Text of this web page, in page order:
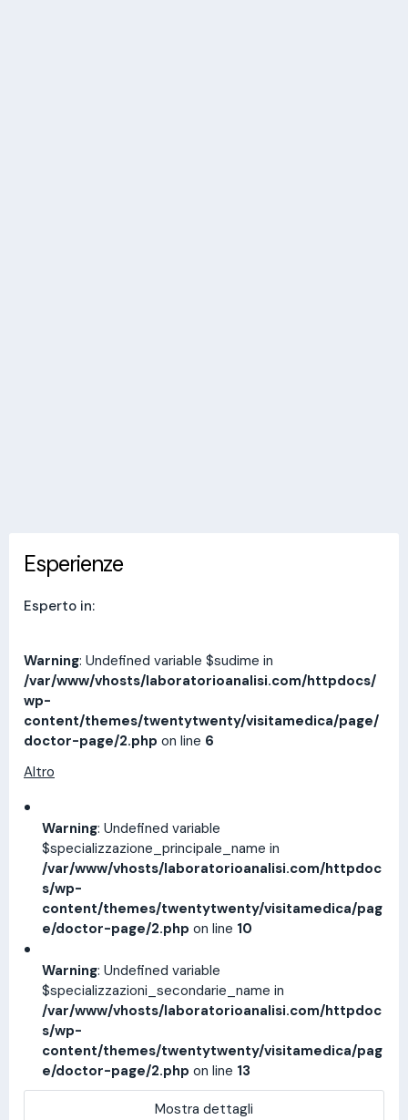
Esperienze
Esperto in:
Warning: Undefined variable $sudime in
/var/www/vhosts/laboratorioanalisi.com/httpdocs/
wp-
content/themes/twentytwenty/visitamedica/page/
doctor-page/2.php on line 6
Altro
Warning: Undefined variable
$specializzazione_principale_name in
/var/www/vhosts/laboratorioanalisi.com/httpdoc
s/wp-
content/themes/twentytwenty/visitamedica/pag
e/doctor-page/2.php on line 10
Warning: Undefined variable
$specializzazioni_secondarie_name in
/var/www/vhosts/laboratorioanalisi.com/httpdoc
s/wp-
content/themes/twentytwenty/visitamedica/pag
e/doctor-page/2.php on line 13
Mostra dettagli